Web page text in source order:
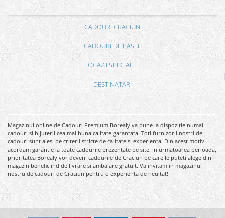
CADOURI CRACIUN
CADOURI DE PASTE
OCAZII SPECIALE
DESTINATARI
Magazinul online de Cadouri Premium Borealy va pune la dispozitie numai
cadouri si bijuterii cea mai buna calitate garantata. Toti furnizorii nostri de
cadouri sunt alesi pe criterii stricte de calitate si experienta. Din acest motiv
acordam garantie la toate cadourile prezentate pe site. In urmatoarea perioada,
prioritatea Borealy vor deveni cadourile de Craciun pe care le puteti alege din
magazin beneficiind de livrare si ambalare gratuit. Va invitam in magazinul
nostru de cadouri de Craciun pentru o experienta de neuitat!